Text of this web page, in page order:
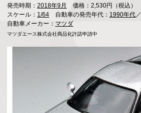
発売時期： 2018年9月
価格：2,530円（税込）
スケール： 1/64 自動車の発売年代： 1990年代／
自動車メーカー： マツダ